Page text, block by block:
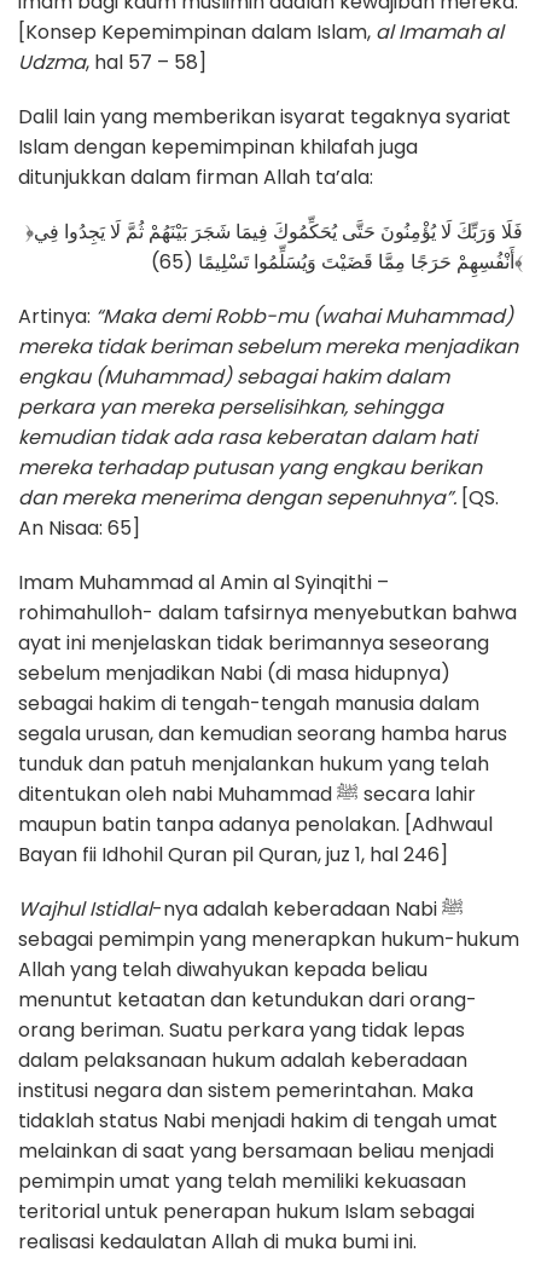
[Konsep Kepemimpinan dalam Islam, al Imamah al
Udzma, hal 57 – 58]
Dalil lain yang memberikan isyarat tegaknya syariat
Islam dengan kepemimpinan khilafah juga
ditunjukkan dalam firman Allah ta’ala:
﴿فَلَا وَرَبِّكَ لَا يُؤْمِنُونَ حَتَّى يُحَكِّمُوكَ فِيمَا شَجَرَ بَيْنَهُمْ ثُمَّ لَا يَجِدُوا فِي
أَنْفُسِهِمْ حَرَجًا مِمَّا قَضَيْتَ وَيُسَلِّمُوا تَسْلِيمًا (65)﴾
Artinya: “Maka demi Robb-mu (wahai Muhammad)
mereka tidak beriman sebelum mereka menjadikan
engkau (Muhammad) sebagai hakim dalam
perkara yan mereka perselisihkan, sehingga
kemudian tidak ada rasa keberatan dalam hati
mereka terhadap putusan yang engkau berikan
dan mereka menerima dengan sepenuhnya”. [QS.
An Nisaa: 65]
Imam Muhammad al Amin al Syinqithi –
rohimahulloh- dalam tafsirnya menyebutkan bahwa
ayat ini menjelaskan tidak berimannya seseorang
sebelum menjadikan Nabi (di masa hidupnya)
sebagai hakim di tengah-tengah manusia dalam
segala urusan, dan kemudian seorang hamba harus
tunduk dan patuh menjalankan hukum yang telah
ditentukan oleh nabi Muhammad ﷺ secara lahir
maupun batin tanpa adanya penolakan. [Adhwaul
Bayan fii Idhohil Quran pil Quran, juz 1, hal 246]
Wajhul Istidlal-nya adalah keberadaan Nabi ﷺ
sebagai pemimpin yang menerapkan hukum-hukum
Allah yang telah diwahyukan kepada beliau
menuntut ketaatan dan ketundukan dari orang-
orang beriman. Suatu perkara yang tidak lepas
dalam pelaksanaan hukum adalah keberadaan
institusi negara dan sistem pemerintahan. Maka
tidaklah status Nabi menjadi hakim di tengah umat
melainkan di saat yang bersamaan beliau menjadi
pemimpin umat yang telah memiliki kekuasaan
teritorial untuk penerapan hukum Islam sebagai
realisasi kedaulatan Allah di muka bumi ini.